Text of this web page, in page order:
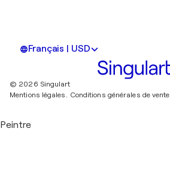
Français | USD
© 2026 Singulart
Mentions légales. Conditions générales de vente
Peintre